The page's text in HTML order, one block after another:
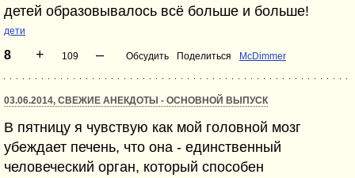
детей образовывалось всё больше и больше!
дети
8 + 109 – Обсудить Поделиться McDimmer
03.06.2014, СВЕЖИЕ АНЕКДОТЫ - ОСНОВНОЙ ВЫПУСК
В пятницу я чувствую как мой головной мозг
убеждает печень, что она - единственный
человеческий орган, который способен